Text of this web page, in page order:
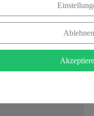
Ablehnen